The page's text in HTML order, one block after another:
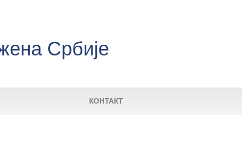
Србије
КОНТАКТ